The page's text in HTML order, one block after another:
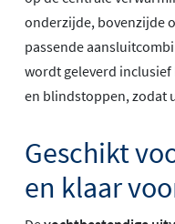
onderzijde, bovenzijde
passende
wordt geleverd
en blindstoppen, zodat
Geschikt
en klaar